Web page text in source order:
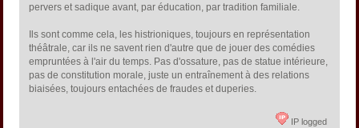
pervers et sadique avant, par éducation, par tradition familiale.
Ils sont comme cela, les histrioniques, toujours en représentation
théâtrale, car ils ne savent rien d'autre que de jouer des comédies
empruntées à l'air du temps. Pas d'ossature, pas de statue intérieure,
pas de constitution morale, juste un entraînement à des relations
biaisées, toujours entachées de fraudes et duperies.
IP logged